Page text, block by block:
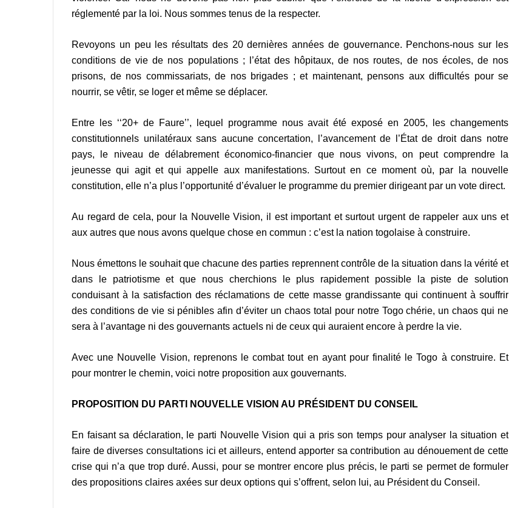
réglementé par la loi. Nous sommes tenus de la respecter.
Revoyons un peu les résultats des 20 dernières années de gouvernance. Penchons-nous sur les
conditions de vie de nos populations ; l’état des hôpitaux, de nos routes, de nos écoles, de nos
prisons, de nos commissariats, de nos brigades ; et maintenant, pensons aux difficultés pour se
nourrir, se vêtir, se loger et même se déplacer.
Entre les ‘‘20+ de Faure’’, lequel programme nous avait été exposé en 2005, les changements
constitutionnels unilatéraux sans aucune concertation, l’avancement de l’État de droit dans notre
pays, le niveau de délabrement économico-financier que nous vivons, on peut comprendre la
jeunesse qui agit et qui appelle aux manifestations. Surtout en ce moment où, par la nouvelle
constitution, elle n’a plus l’opportunité d’évaluer le programme du premier dirigeant par un vote direct.
Au regard de cela, pour la Nouvelle Vision, il est important et surtout urgent de rappeler aux uns et
aux autres que nous avons quelque chose en commun : c’est la nation togolaise à construire.
Nous émettons le souhait que chacune des parties reprennent contrôle de la situation dans la vérité et
dans le patriotisme et que nous cherchions le plus rapidement possible la piste de solution
conduisant à la satisfaction des réclamations de cette masse grandissante qui continuent à souffrir
des conditions de vie si pénibles afin d’éviter un chaos total pour notre Togo chérie, un chaos qui ne
sera à l’avantage ni des gouvernants actuels ni de ceux qui auraient encore à perdre la vie.
Avec une Nouvelle Vision, reprenons le combat tout en ayant pour finalité le Togo à construire. Et
pour montrer le chemin, voici notre proposition aux gouvernants.
PROPOSITION DU PARTI NOUVELLE VISION AU PRÉSIDENT DU CONSEIL
En faisant sa déclaration, le parti Nouvelle Vision qui a pris son temps pour analyser la situation et
faire de diverses consultations ici et ailleurs, entend apporter sa contribution au dénouement de cette
crise qui n’a que trop duré. Aussi, pour se montrer encore plus précis, le parti se permet de formuler
des propositions claires axées sur deux options qui s’offrent, selon lui, au Président du Conseil.